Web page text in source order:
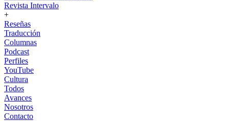
Revista Intervalo
+
Reseñas
Traducción
Columnas
Podcast
Perfiles
YouTube
Cultura
Todos
Avances
Nosotros
Contacto